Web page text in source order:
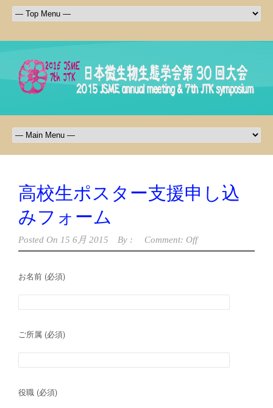
高校生ポスター支援申し込
みフォーム
Posted On 15 6月 2015 By : Comment: Off
お名前 (必須)
ご所属 (必須)
役職 (必須)